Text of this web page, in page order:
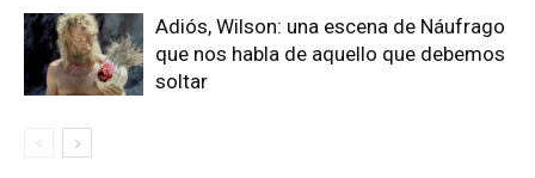
Adiós, Wilson: una escena de Náufrago
que nos habla de aquello que debemos
soltar